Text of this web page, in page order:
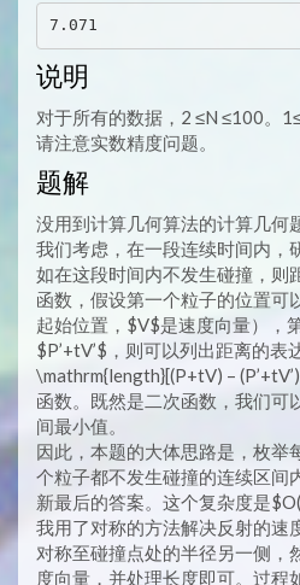
说明
对于所有的数据，2 ≤N ≤100。
请注意实数精度问题。
题解
没用到计算几何算法的计算几何
我们考虑，在一段连续时间内，
如在这段时间内不发生碰撞，则
函数，假设第一个粒子的位置
起始位置，$V$是速度向量），
$P’+tV’$，则可以列出距离的表
\mathrm{length}[(P+tV) –
函数。既然是二次函数，我们可
间最小值。
因此，本题的大体思路是，枚举
个粒子都不发生碰撞的连续区间
新最后的答案。这个复杂度是
我用了对称的方法解决反射的速
对称至碰撞点处的半径另一侧，
度向量，并处理长度即可。过程